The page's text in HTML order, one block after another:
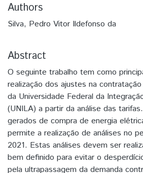
Authors
Silva, Pedro Vitor Ildefonso da
Abstract
O seguinte trabalho tem como
realização dos ajustes na
da Universidade Federal da
(UNILA) a partir da análise das
gerados de compra de energia
permite a realização de análises no
2021. Estas análises devem ser
bem definido para evitar o
pela ultrapassagem da demanda